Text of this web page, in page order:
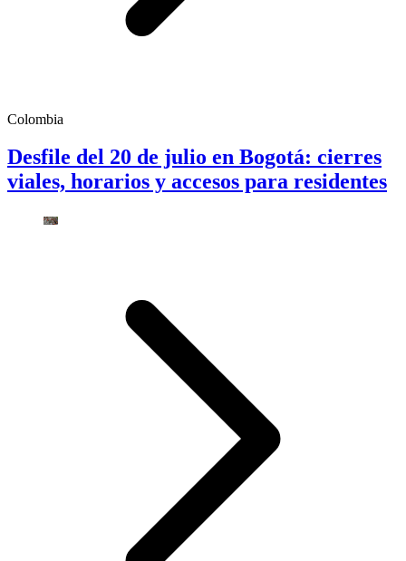
Colombia
Desfile del 20 de julio en Bogotá: cierres
viales, horarios y accesos para residentes